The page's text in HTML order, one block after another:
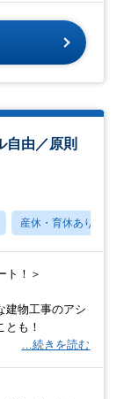
自由／原則
産休・育休あり
ト！＞
建物工事のアシ
とも！
…続きを読む